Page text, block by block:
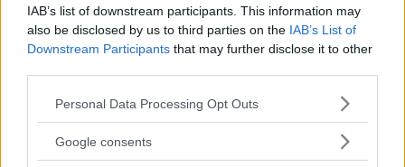
IAB’s list of downstream participants. This information may
also be disclosed by us to third parties on the IAB’s List of
Downstream Participants that may further disclose it to other
Please note that this website/app uses one or more Google
not limited to your visit or usage behaviour. You may click to
Personal Data Processing Opt Outs
Google consents